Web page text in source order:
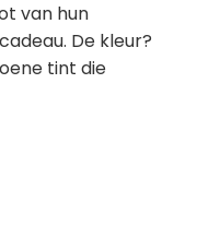
van hun
De kleur?
tint die